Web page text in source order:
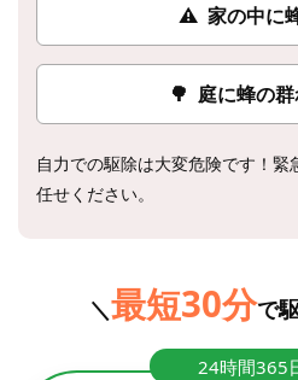
⚠ 家の中に
🌳 庭に蜂の
自力での駆除は大変危険です！
任せください。
＼最短30分で
24時間365